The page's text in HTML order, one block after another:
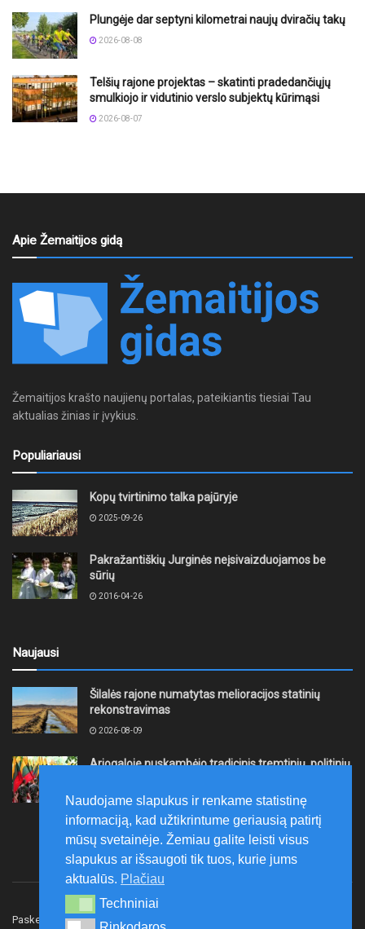
Plungėje dar septyni kilometrai naujų dviračių takų
2026-08-08
Telšių rajone projektas – skatinti pradedančiųjų
smulkiojo ir vidutinio verslo subjektų kūrimąsi
2026-08-07
Apie Žemaitijos gidą
Žemaitijos krašto naujienų portalas, pateikiantis tiesiai Tau
aktualias žinias ir įvykius.
Populiariausi
Kopų tvirtinimo talka pajūryje
2025-09-26
Pakražantiškių Jurginės neįsivaizduojamos be
sūrių
2016-04-26
Naujausi
Šilalės rajone numatytas melioracijos statinių
rekonstravimas
2026-08-09
Ariogaloje nuskambėjo tradicinis tremtinių, politinių
širdy“
2026-08-08
Paskelbk naujieną Rašyti redakcijai
Naudojame slapukus ir renkame statistinę
informaciją, kad užtikrintume geriausią patirtį
mūsų svetainėje. Žemiau galite leisti visus
slapukus ar išsaugoti tik tuos, kurie jums
aktualūs. Plačiau
Techniniai
Techniniai